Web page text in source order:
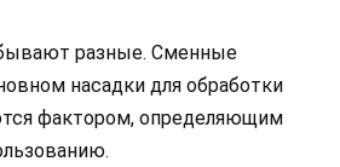
разные. Сменные
насадки для обработки
фактором, определяющим